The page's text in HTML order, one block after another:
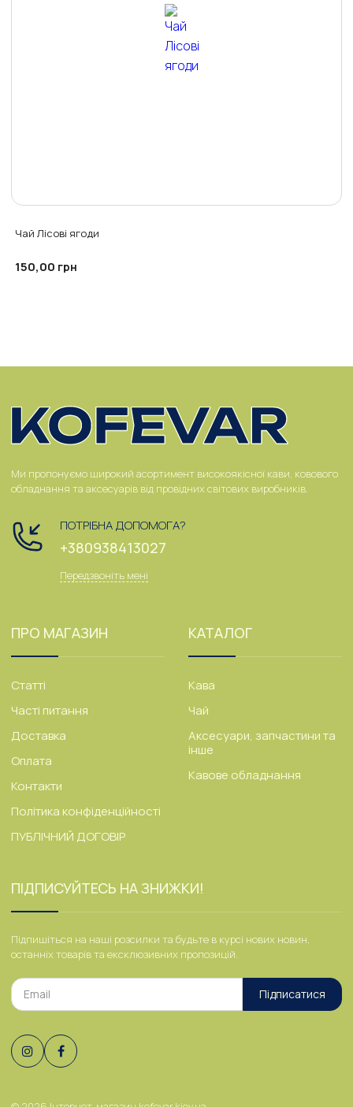
Чай Лісові ягоди
150,00 грн
Ми пропонуємо широкий асортимент високоякісної кави, ковового
обладнання та аксесуарів від провідних світових виробників.
ПОТРІБНА ДОПОМОГА?
+380938413027
Передзвоніть мені
ПРО МАГАЗИН
Статті
Часті питання
Доставка
Оплата
Контакти
Політика конфіденційності
ПУБЛІЧНИЙ ДОГОВІР
КАТАЛОГ
Кава
Чай
Аксесуари, запчастини та
інше
Кавове обладнання
ПІДПИСУЙТЕСЬ НА ЗНИЖКИ!
Підпишіться на наші розсилки та будьте в курсі нових новин,
останніх товарів та ексклюзивних пропозицій.
Підписатися